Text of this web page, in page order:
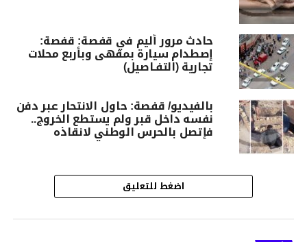
حادث مرور أليم في قفصة: قفصة:
إصطدام سيارة بمقهى وبأربع محلات
تجارية (التفـاصيل)
بالفيديو/ قفصة: حاول الانتحار عبر دفن
نفسه داخل قبر ولم يستطع الخروج..
فإتصل بالحرس الوطني لانقاذه
اضغط للتعليق